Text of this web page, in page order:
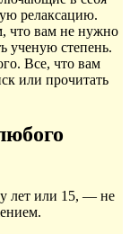
релаксацию.
что вам не нужно
ученую степень.
Все, что вам
или прочитать
лет или 15, — не